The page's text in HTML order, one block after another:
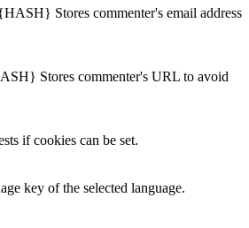
Stores commenter's email address
Stores commenter's URL to avoid
if cookies can be set.
key of the selected language.